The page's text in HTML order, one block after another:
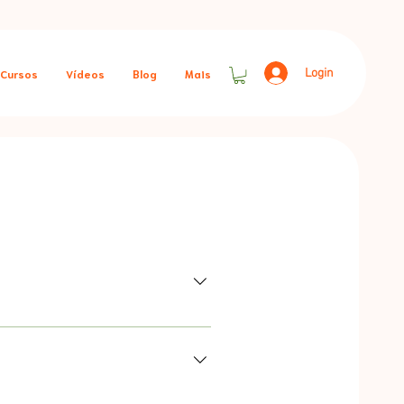
Cursos Vídeos Blog Mais Login
em turmas, conforme o